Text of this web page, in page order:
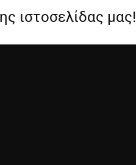
ιστοσελίδας μας!